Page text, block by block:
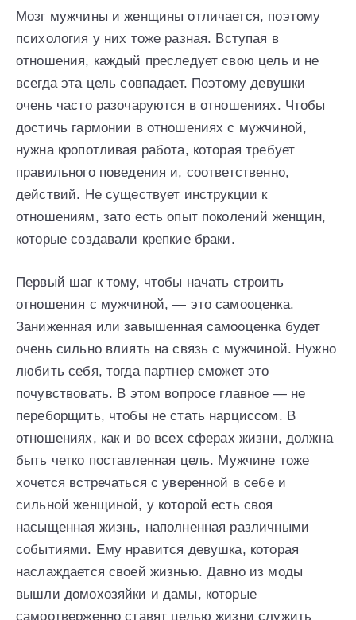
Мозг мужчины и женщины отличается, поэтому
психология у них тоже разная. Вступая в
отношения, каждый преследует свою цель и не
всегда эта цель совпадает. Поэтому девушки
очень часто разочаруются в отношениях. Чтобы
достичь гармонии в отношениях с мужчиной,
нужна кропотливая работа, которая требует
правильного поведения и, соответственно,
действий. Не существует инструкции к
отношениям, зато есть опыт поколений женщин,
которые создавали крепкие браки.
Первый шаг к тому, чтобы начать строить
отношения с мужчиной, — это самооценка.
Заниженная или завышенная самооценка будет
очень сильно влиять на связь с мужчиной. Нужно
любить себя, тогда партнер сможет это
почувствовать. В этом вопросе главное — не
переборщить, чтобы не стать нарциссом. В
отношениях, как и во всех сферах жизни, должна
быть четко поставленная цель. Мужчине тоже
хочется встречаться с уверенной в себе и
сильной женщиной, у которой есть своя
насыщенная жизнь, наполненная различными
событиями. Ему нравится девушка, которая
наслаждается своей жизнью. Давно из моды
вышли домохозяйки и дамы, которые
самоотверженно ставят целью жизни служить